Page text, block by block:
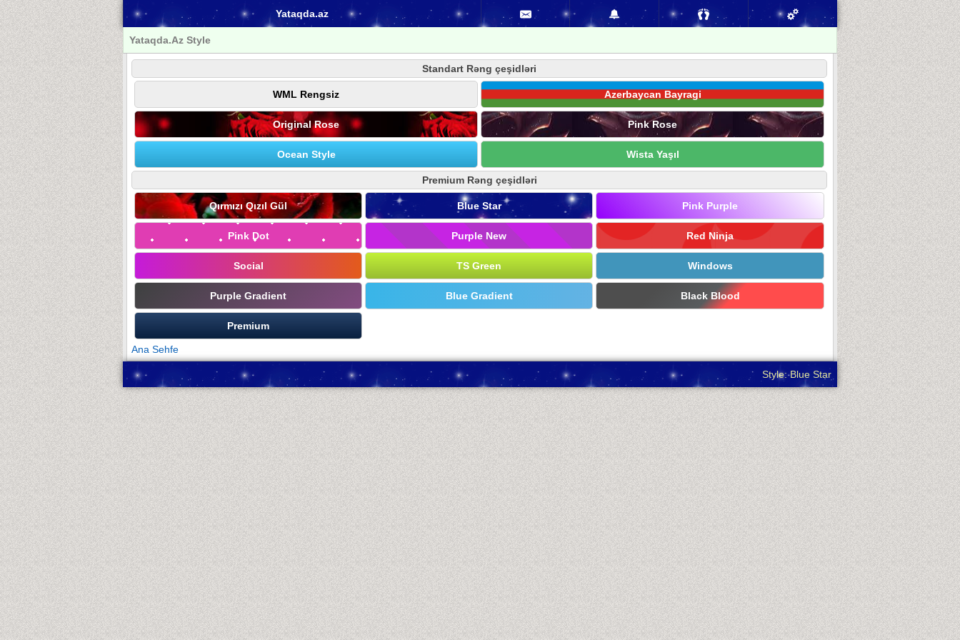
Yataqda.az
Yataqda.Az Style
Standart Rəng çeşidləri
WML Rengsiz Azerbaycan Bayragi
Original Rose Pink Rose
Ocean Style Wista Yaşıl
Premium Rəng çeşidləri
Qırmızı Qızıl Gül Blue Star Pink Purple
Pink Dot Purple New Red Ninja
Social TS Green Windows
Purple Gradient Blue Gradient Black Blood
Premium
Ana Sehfe
Style: Blue Star